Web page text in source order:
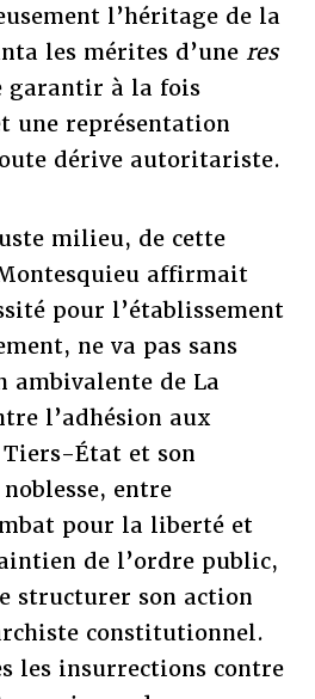
l’héritage de la
les mérites d’une res
garantir à la fois
une représentation
dérive autoritariste.
milieu, de cette
affirmait
pour l’établissement
ne va pas sans
ambivalente de La
l’adhésion aux
État et son
entre
pour la liberté et
de l’ordre public,
structurer son action
constitutionnel.
les insurrections contre